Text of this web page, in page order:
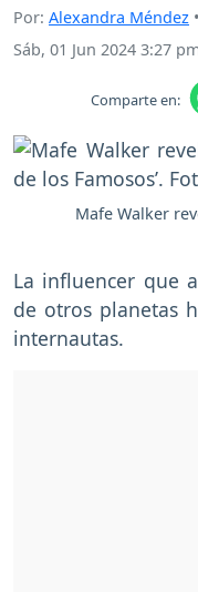
Por: Alexandra Méndez
Sáb, 01 Jun 2024 3:27
Comparte en:
Mafe Walker
La influencer que
de otros planetas
internautas.